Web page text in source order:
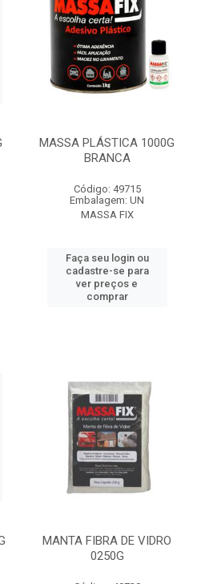
MASSA PLÁSTICA 1000G
BRANCA
Código: 49715
Embalagem: UN
MASSA FIX
Faça seu login ou
cadastre-se para
ver preços e
comprar
MANTA FIBRA DE VIDRO
0250G